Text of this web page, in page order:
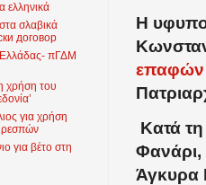
Η
Κατά
Άγκυρα
σλαβικά
договор
πΓΔΜ
χρήση του
για χρήση
για βέτο στη